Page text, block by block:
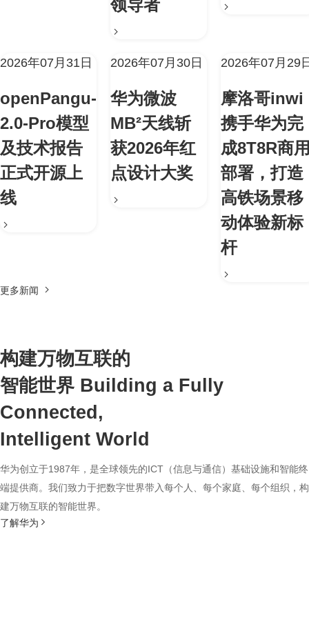
领导者
2026年07月31日
openPangu-
2.0-Pro模型
及技术报告
正式开源上
线
2026年07月30日
华为微波
MB²天线斩
获2026年红
点设计大奖
2026年07月29
摩洛哥inwi
携手华为完
成8T8R商
部署，打造
高铁场景移
动体验新标
杆
更多新闻
构建万物互联的
智能世界 Building a Fully
Connected,
Intelligent World
华为创立于1987年，是全球领先的ICT（信息与通信）基础设施和智能终
端提供商。我们致力于把数字世界带入每个人、每个家庭、每个组织，构
建万物互联的智能世界。
了解华为